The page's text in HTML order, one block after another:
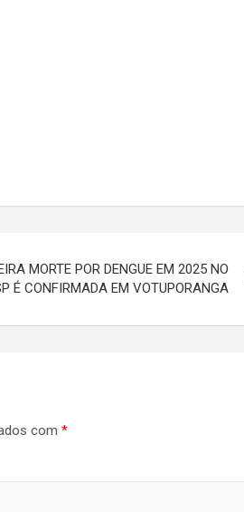
MORTE POR DENGUE EM 2025 NO
É CONFIRMADA EM VOTUPORANGA
com *